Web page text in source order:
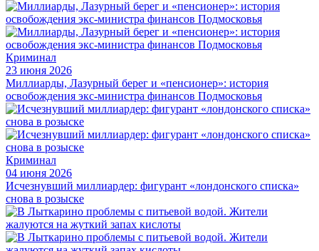
Криминал
23 июня 2026
Миллиарды, Лазурный берег и «пенсионер»: история
освобождения экс-министра финансов Подмосковья
Криминал
04 июня 2026
Исчезнувший миллиардер: фигурант «лондонского списка»
снова в розыске